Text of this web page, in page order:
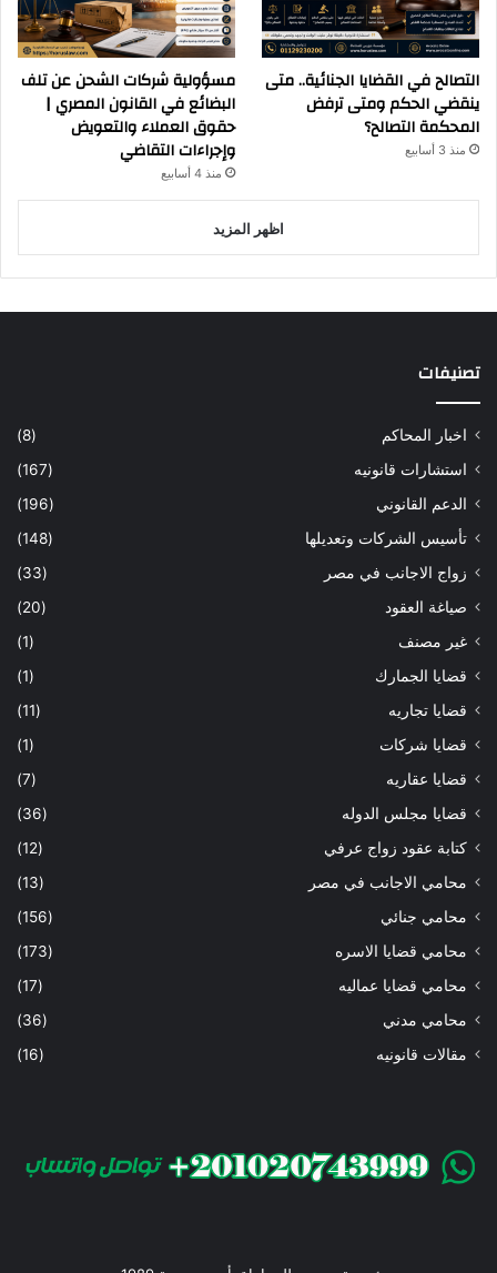
التصالح في القضايا الجنائية.. متى
ينقضي الحكم ومتى ترفض
المحكمة التصالح؟
منذ 3 أسابيع
مسؤولية شركات الشحن عن تلف
البضائع في القانون المصري |
حقوق العملاء والتعويض
وإجراءات التقاضي
منذ 4 أسابيع
اظهر المزيد
تصنيفات
اخبار المحاكم
(8)
استشارات قانونيه
(167)
الدعم القانوني
(196)
تأسيس الشركات وتعديلها
(148)
زواج الاجانب في مصر
(33)
صياغة العقود
(20)
غير مصنف
(1)
قضايا الجمارك
(1)
قضايا تجاريه
(11)
قضايا شركات
(1)
قضايا عقاريه
(7)
قضايا مجلس الدوله
(36)
كتابة عقود زواج عرفي
(12)
محامي الاجانب في مصر
(13)
محامي جنائي
(156)
محامي قضايا الاسره
(173)
محامي قضايا عماليه
(17)
محامي مدني
(36)
مقالات قانونيه
(16)